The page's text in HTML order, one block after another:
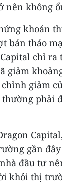
nên không
khoán
bán tháo
chỉ
giảm
giảm
phải
Capital,
gần
đầu tư
khỏi thị